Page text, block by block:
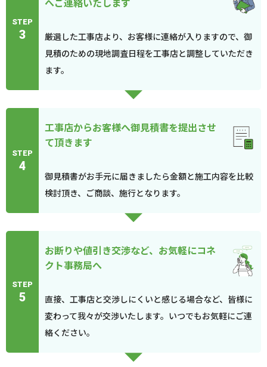
STEP
3
厳選した工事店より、お客様に連絡が入りますので、御
見積のための現地調査日程を工事店と調整していただき
ます。
STEP
4
工事店からお客様へ御見積書を提出させ
て頂きます
御見積書がお手元に届きましたら金額と施工内容を比較
検討頂き、ご商談、施行となります。
STEP
5
お断りや値引き交渉など、お気軽にコネ
クト事務局へ
直接、工事店と交渉しにくいと感じる場合など、皆様に
変わって我々が交渉いたします。いつでもお気軽にご連
絡ください。